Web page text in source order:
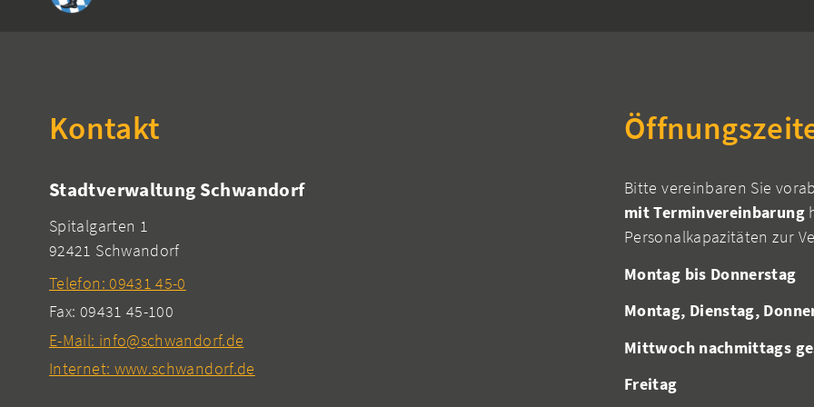
Kontakt
Stadtverwaltung Schwandorf
Spitalgarten 1
92421 Schwandorf
Telefon: 09431 45-0
Fax: 09431 45-100
E-Mail: info@schwandorf.de
Internet: www.schwandorf.de
Bitte vereinbaren Sie
mit Terminvereinbarung
Personalkapazitäten zur
Montag bis Donnerstag
Montag, Dienstag,
Mittwoch nachmittags
Freitag